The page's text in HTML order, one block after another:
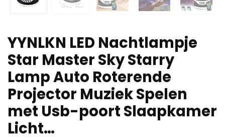
YYNLKN LED Nachtlampje
Star Master Sky Starry
Lamp Auto Roterende
Projector Muziek Spelen
met Usb-poort Slaapkamer
Licht…